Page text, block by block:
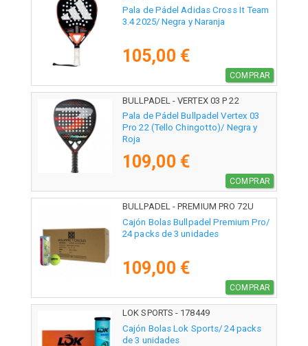
Pala de Pádel Adidas Cross It Team
3.4 2025/ Negra y Naranja
105,00 €
COMPRAR
BULLPADEL - VERTEX 03 P 22
Pala de Pádel Bullpadel Vertex 03
Pro 22 (Tello Chingotto)/ Negra y
Roja
109,00 €
COMPRAR
BULLPADEL - PREMIUM PRO 72U
Cajón Bolas Bullpadel Premium Pro/
24 packs de 3 unidades
109,00 €
COMPRAR
LOK SPORTS - 178449
Cajón Bolas Lok Sports/ 24 packs
de 3 unidades